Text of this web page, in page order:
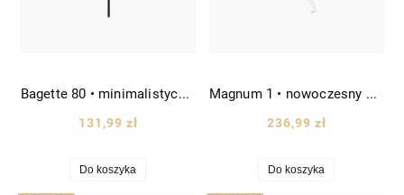
Bagette 80 • minimalistyczna lampa ścienna/sufitowa LED wys. 80cm kol. czarnego
131,99 zł
Do koszyka
Magnum 1 • nowoczesny kinkiet z kwadratowym abażurem z tkaniny kol. białego wys. 40 cm
236,99 zł
Do koszyka